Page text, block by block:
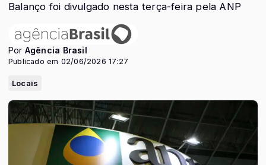
Balanço foi divulgado nesta terça-feira pela ANP
Por Agência Brasil
Publicado em 02/06/2026 17:27
Locais